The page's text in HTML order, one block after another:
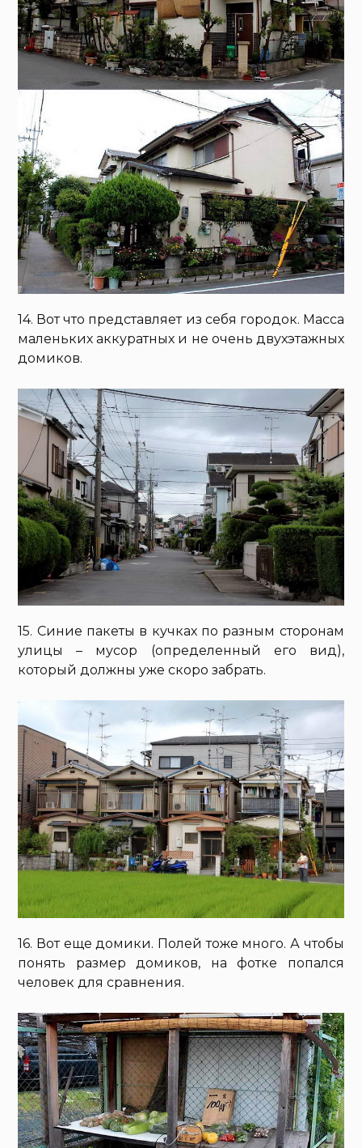
14. Вот что представляет из себя городок. Масса
маленьких аккуратных и не очень двухэтажных
домиков.
15. Синие пакеты в кучках по разным сторонам
улицы – мусор (определенный его вид),
который должны уже скоро забрать.
16. Вот еще домики. Полей тоже много. А чтобы
понять размер домиков, на фотке попался
человек для сравнения.